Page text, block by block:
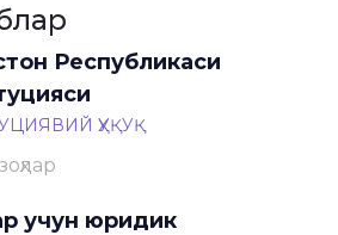
Республикаси
ҲУҚУҚ
учун юридик